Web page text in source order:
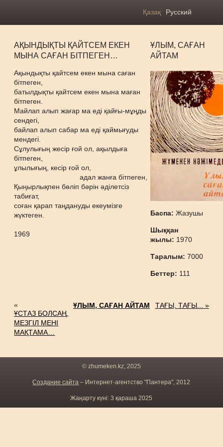
Қазақ Русский
АҚЫНДЫҚТЫ ҚАЙТСЕМ ЕКЕН
МЫНА САҒАН БІТПЕГЕН…
Ақындықты қайтсем екен мына саған
бітпеген,
батылдықты қайтсем екен мына маған
бітпеген.
Майлап алып жағар ма еді қайғы-мұңды
сендегі,
байлап алып сабар ма еді қаймығуды
мендегі.
Сұлулығың жесір ғой ол, ақылдыға
бітпеген,
ұлылығың, кесір ғой ол,
адал жанға бітпеген,
Қыңырлықпен бөліп бәрін әділетсіз
табиғат,
соған қарап таңдануды екеумізге
жүктеген.
1969
ҰЛЫМ, САҒАН
АЙТАМ
Баспа:Жазушы
Шыққан
жылы: 1970
Таралым:7000
Беттер: 111
«
ҰСТАЗ БОЛСАҢ,
МЕЗГІЛ МЕНІ
МАҚТАМА…
ҰЛЫМ, САҒАН АЙТАМ ТАҒЫ, ТАҒЫ... »
© zhumeken.kz, 2025
Создание сайта – Интернет-агентство "Пантера", 2012
Жаңарту күні: 3 қараша 2025